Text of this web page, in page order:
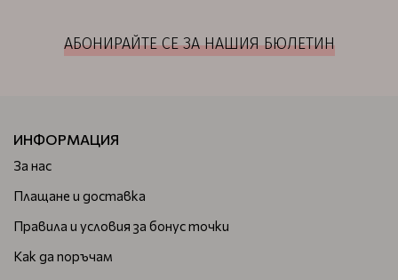
АБОНИРАЙТЕ СЕ ЗА НАШИЯ БЮЛЕТИН
ИНФОРМАЦИЯ
За нас
Плащане и доставка
Правила и условия за бонус точки
Как да поръчам